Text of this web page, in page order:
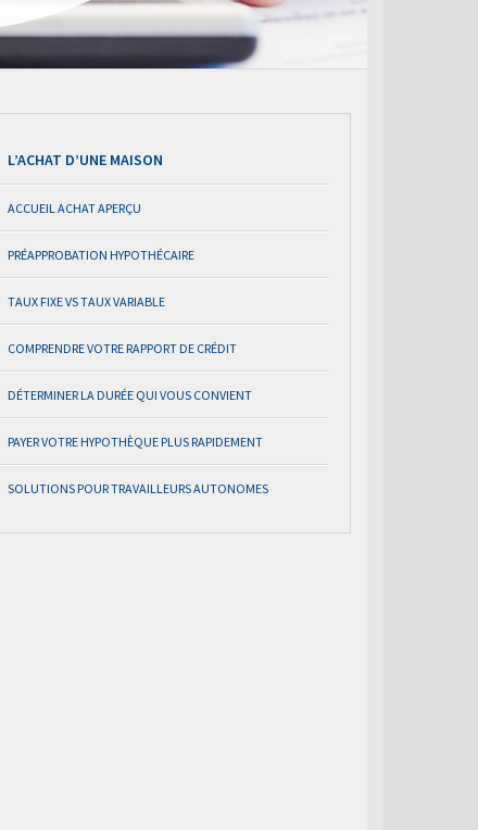
L’ACHAT D’UNE MAISON
ACCUEIL ACHAT APERÇU
PRÉAPPROBATION HYPOTHÉCAIRE
TAUX FIXE VS TAUX VARIABLE
COMPRENDRE VOTRE RAPPORT DE CRÉDIT
DÉTERMINER LA DURÉE QUI VOUS CONVIENT
PAYER VOTRE HYPOTHÈQUE PLUS RAPIDEMENT
SOLUTIONS POUR TRAVAILLEURS AUTONOMES